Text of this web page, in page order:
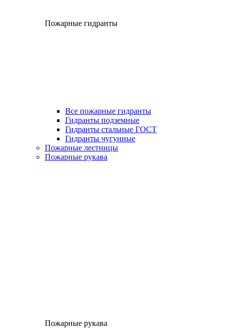
Пожарные гидранты
Все пожарные гидранты
Гидранты подземные
Гидранты стальные ГОСТ
Гидранты чугунные
Пожарные лестницы
Пожарные рукава
Пожарные рукава